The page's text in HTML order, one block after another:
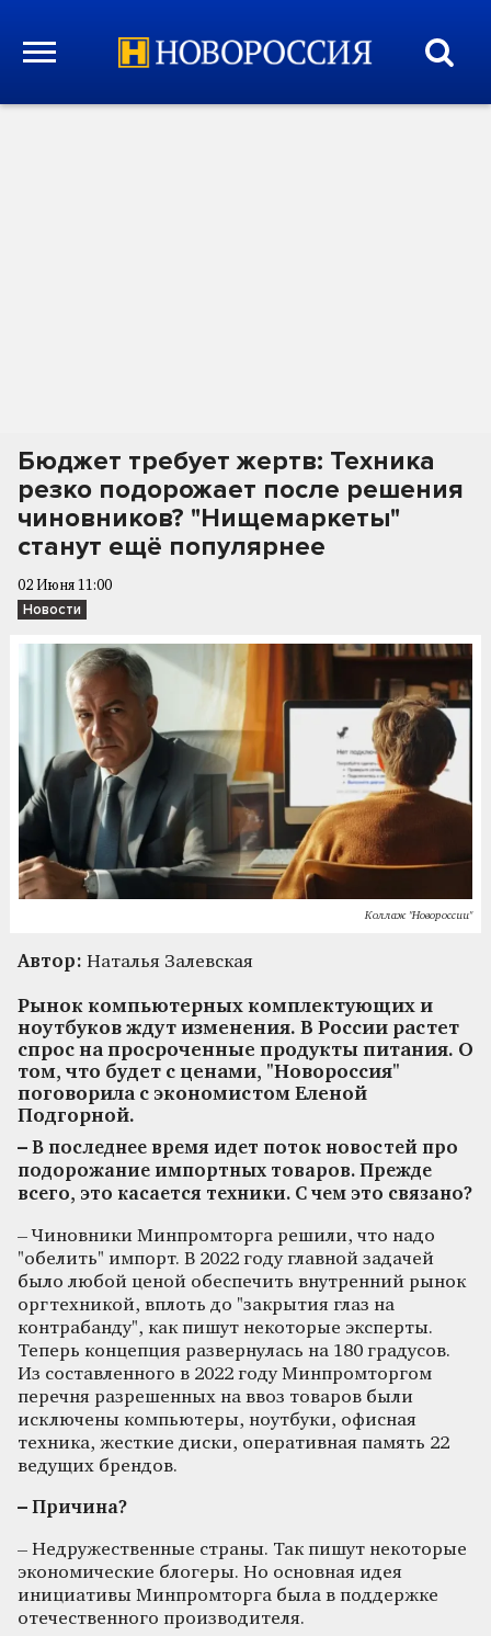
Бюджет требует жертв: Техника
резко подорожает после решения
чиновников? "Нищемаркеты"
станут ещё популярнее
02 Июня 11:00
Новости
Коллаж "Новороссии"
Автор: Наталья Залевская
Рынок компьютерных комплектующих и
ноутбуков ждут изменения. В России растет
спрос на просроченные продукты питания. О
том, что будет с ценами, "Новороссия"
поговорила с экономистом Еленой
Подгорной.
– В последнее время идет поток новостей про
подорожание импортных товаров. Прежде
всего, это касается техники. С чем это связано?
– Чиновники Минпромторга решили, что надо
"обелить" импорт. В 2022 году главной задачей
было любой ценой обеспечить внутренний рынок
оргтехникой, вплоть до "закрытия глаз на
контрабанду", как пишут некоторые эксперты.
Теперь концепция развернулась на 180 градусов.
Из составленного в 2022 году Минпромторгом
перечня разрешенных на ввоз товаров были
исключены компьютеры, ноутбуки, офисная
техника, жесткие диски, оперативная память 22
ведущих брендов.
– Причина?
– Недружественные страны. Так пишут некоторые
экономические блогеры. Но основная идея
инициативы Минпромторга была в поддержке
отечественного производителя.